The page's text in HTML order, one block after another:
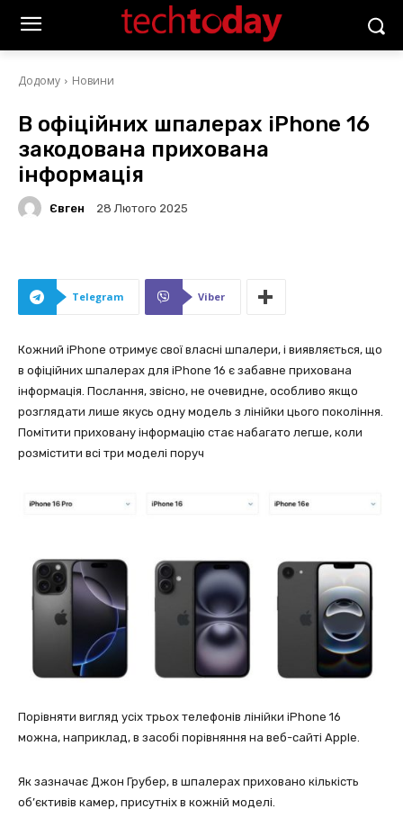
Додому Новини
В офіційних шпалерах iPhone 16
закодована прихована
інформація
Євген 28 Лютого 2025
Telegram Viber
Кожний iPhone отримує свої власні шпалери, і виявляється, що
в офіційних шпалерах для iPhone 16 є забавне прихована
інформація. Послання, звісно, не очевидне, особливо якщо
розглядати лише якусь одну модель з лінійки цього покоління.
Помітити приховану інформацію стає набагато легше, коли
розмістити всі три моделі поруч
Порівняти вигляд усіх трьох телефонів лінійки iPhone 16
можна, наприклад, в засобі порівняння на веб-сайті Apple.
Як зазначає Джон Грубер, в шпалерах приховано кількість
об’єктивів камер, присутніх в кожній моделі.